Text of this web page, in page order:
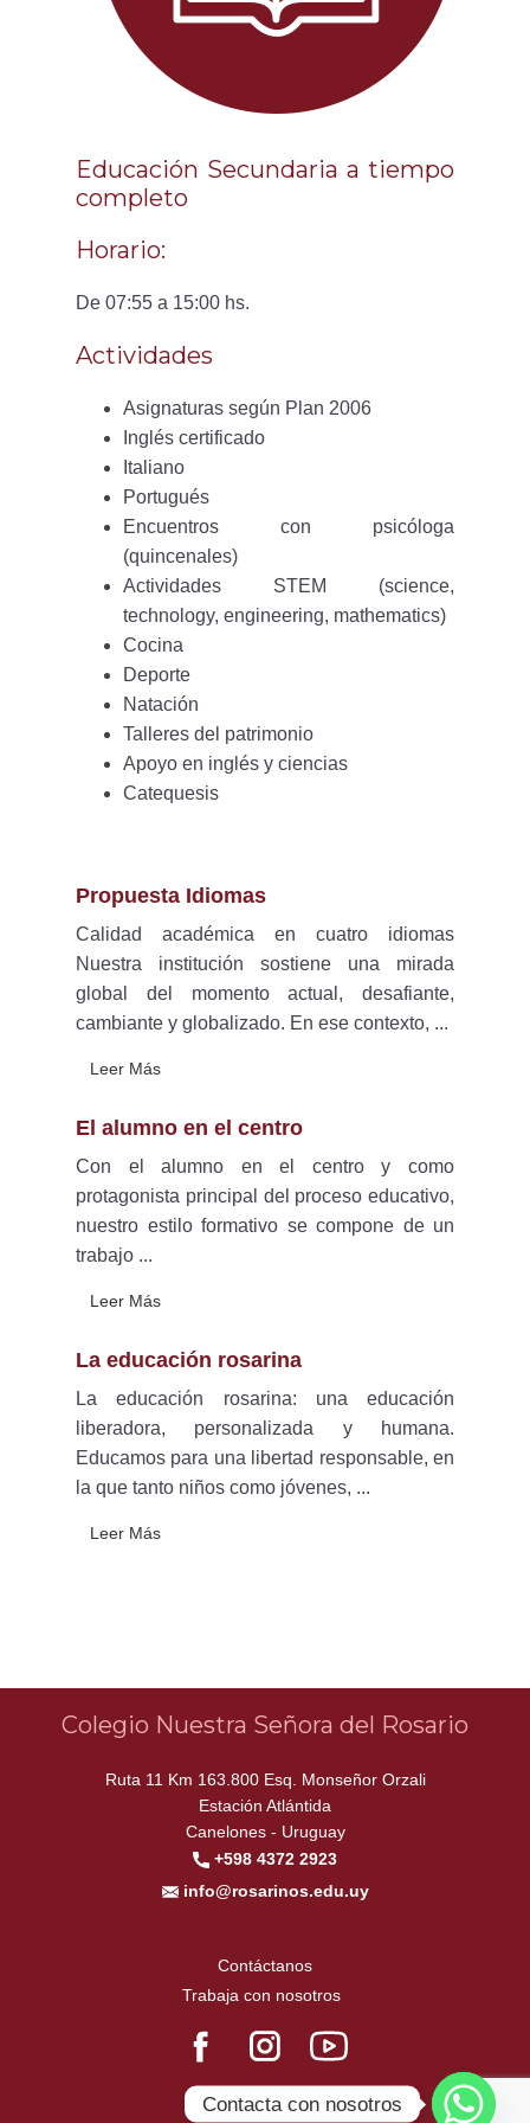
Educación Secundaria a tiempo
completo
Horario:
De 07:55 a 15:00 hs.
Actividades
Asignaturas según Plan 2006
Inglés certificado
Italiano
Portugués
Encuentros con psicóloga
(quincenales)
Actividades STEM (science,
technology, engineering, mathematics)
Cocina
Deporte
Natación
Talleres del patrimonio
Apoyo en inglés y ciencias
Catequesis
Propuesta Idiomas
Calidad académica en cuatro idiomas
Nuestra institución sostiene una mirada
global del momento actual, desafiante,
cambiante y globalizado. En ese contexto, ...
Leer Más
El alumno en el centro
Con el alumno en el centro y como
protagonista principal del proceso educativo,
nuestro estilo formativo se compone de un
trabajo ...
Leer Más
La educación rosarina
La educación rosarina: una educación
liberadora, personalizada y humana.
Educamos para una libertad responsable, en
la que tanto niños como jóvenes, ...
Leer Más
Colegio Nuestra Señora del Rosario
Ruta 11 Km 163.800 Esq. Monseñor Orzali
Estación Atlántida
Canelones - Uruguay
+598 4372 2923
info@rosarinos.edu.uy
Contáctanos
Trabaja con nosotros
Contacta con nosotros